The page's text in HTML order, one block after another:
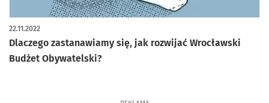
Dlaczego zastanawiamy się, jak rozwijać Wrocławski
Budżet Obywatelski?
22.11.2022